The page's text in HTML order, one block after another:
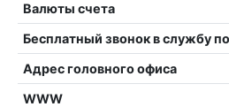
Валюты счета
Бесплатный звонок в службу
Адрес головного офиса
WWW